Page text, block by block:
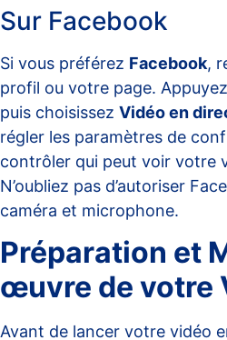
Sur Facebook
Si vous préférez Facebook,
profil ou votre page.
puis choisissez Vidéo en
régler les paramètres de
contrôler qui peut voir votre
N’oubliez pas d’autoriser
caméra et microphone.
Préparation et
œuvre de votre
Avant de lancer votre vidéo